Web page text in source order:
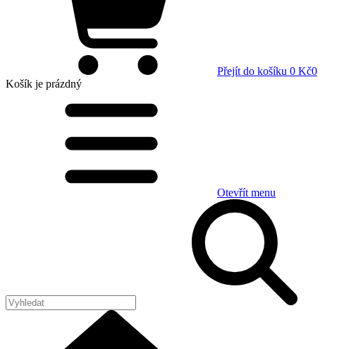
Přejít do košíku 0 Kč0
Košík je prázdný
Otevřít menu